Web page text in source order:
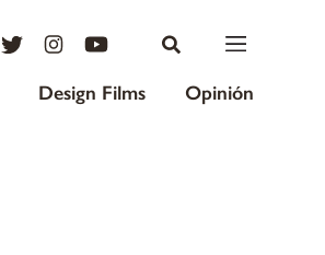
Design Films Opinión